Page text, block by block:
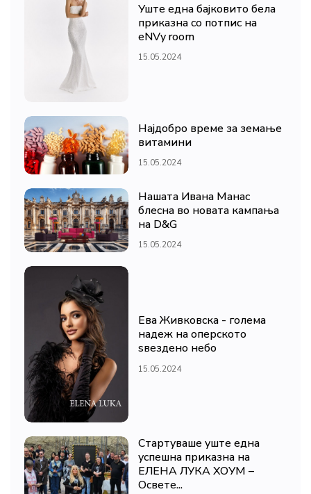
Уште една бајковито бела
приказна со потпис на
eNVy room
15.05.2024
Најдобро време за земање
витамини
15.05.2024
Нашата Ивана Манас
блесна во новата кампања
на D&G
15.05.2024
Ева Живковска - голема
надеж на оперското
ѕвездено небо
15.05.2024
Стартуваше уште една
успешна приказна на
ЕЛЕНА ЛУКА ХОУМ –
Освете...